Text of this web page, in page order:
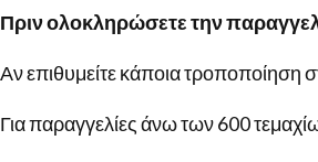
Πριν ολοκληρώσετε την
Αν επιθυμείτε κάποια τροποποίηση
Για παραγγελίες άνω των 600